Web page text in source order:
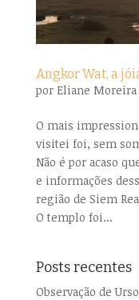
Angkor Wat, a
por Eliane Moreira
O mais
visitei foi, sem
Não é por acaso
e informações
região de Siem
O templo foi...
Posts recentes
Observação de